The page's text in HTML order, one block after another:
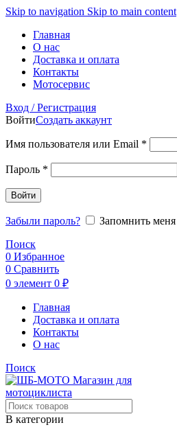
Skip to navigation Skip to main content
Главная
О нас
Доставка и оплата
Контакты
Мотосервис
Вход / Регистрация
ВойтиСоздать аккаунт
Имя пользователя или Email *
Пароль *
Войти
Забыли пароль?
Запомнить меня
Поиск
0 Избранное
0 Сравнить
0 элемент 0 ₽
Главная
Доставка и оплата
Контакты
О нас
Поиск
В категории